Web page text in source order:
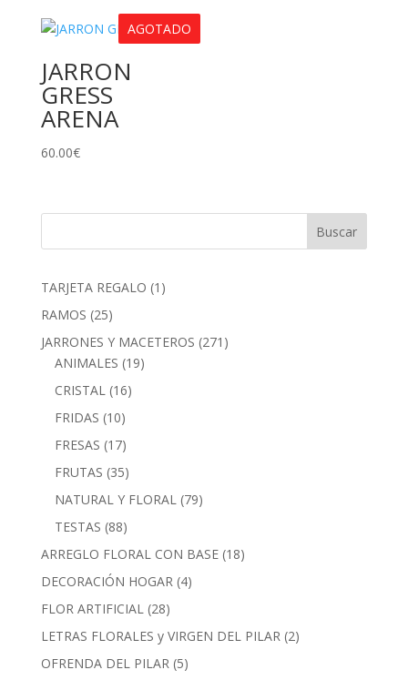
AGOTADO
JARRON
GRESS
ARENA
60.00€
TARJETA REGALO 1 1
RAMOS 2525
productos
JARRONES Y MACETEROS 271 271
ANIMALES 1919
CRISTAL 1616
FRIDAS 1010
productos
FRESAS 1717
productos
FRUTAS 3535
productos
NATURAL Y FLORAL 7979
TESTAS 8888
productos
ARREGLO FLORAL CON BASE 1818
DECORACIÓN HOGAR 44
FLOR ARTIFICIAL 2828
productos
LETRAS FLORALES y VIRGEN DEL PILAR 22
OFRENDA DEL PILAR 55